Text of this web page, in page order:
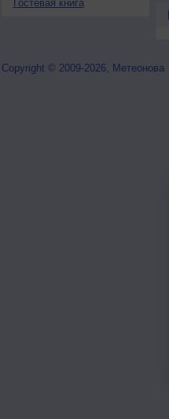
Гостевая книга
Copyright © 2009-2026, Метеонова